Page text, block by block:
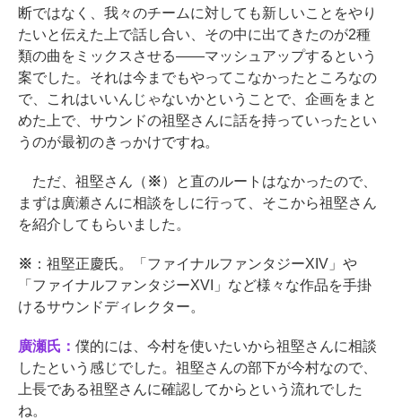
断ではなく、我々のチームに対しても新しいことをやり
たいと伝えた上で話し合い、その中に出てきたのが2種
類の曲をミックスさせる――マッシュアップするという
案でした。それは今までもやってこなかったところなの
で、これはいいんじゃないかということで、企画をまと
めた上で、サウンドの祖堅さんに話を持っていったとい
うのが最初のきっかけですね。
ただ、祖堅さん（ ※）と直のルートはなかったので、
まずは廣瀬さんに相談をしに行って、そこから祖堅さん
を紹介してもらいました。
※ ：祖堅正慶氏。「ファイナルファンタジーXIV」や
「ファイナルファンタジーXVI」など様々な作品を手掛
けるサウンドディレクター。
廣瀬氏： 僕的には、今村を使いたいから祖堅さんに相談
したという感じでした。祖堅さんの部下が今村なので、
上長である祖堅さんに確認してからという流れでした
ね。